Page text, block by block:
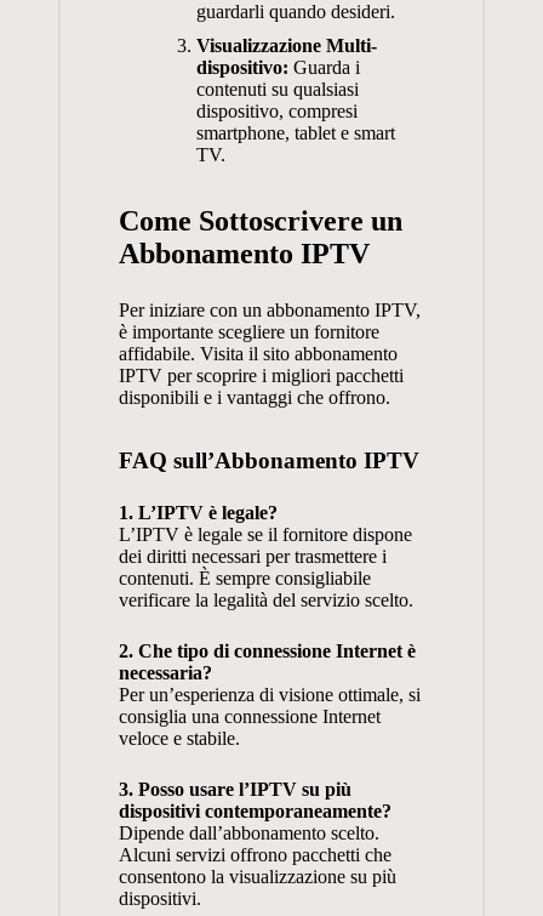
guardarli quando desideri.
Visualizzazione Multi-
dispositivo: Guarda i
contenuti su qualsiasi
dispositivo, compresi
smartphone, tablet e smart
TV.
Come Sottoscrivere un
Abbonamento IPTV
Per iniziare con un abbonamento IPTV,
è importante scegliere un fornitore
affidabile. Visita il sito abbonamento
IPTVper scoprire i migliori pacchetti
disponibili e i vantaggi che offrono.
FAQ sull’Abbonamento IPTV
1. L’IPTV è legale?
L’IPTV è legale se il fornitore dispone
dei diritti necessari per trasmettere i
contenuti. È sempre consigliabile
verificare la legalità del servizio scelto.
2. Che tipo di connessione Internet è
necessaria?
Per un’esperienza di visione ottimale, si
consiglia una connessione Internet
veloce e stabile.
3. Posso usare l’IPTV su più
dispositivi contemporaneamente?
Dipende dall’abbonamento scelto.
Alcuni servizi offrono pacchetti che
consentono la visualizzazione su più
dispositivi.